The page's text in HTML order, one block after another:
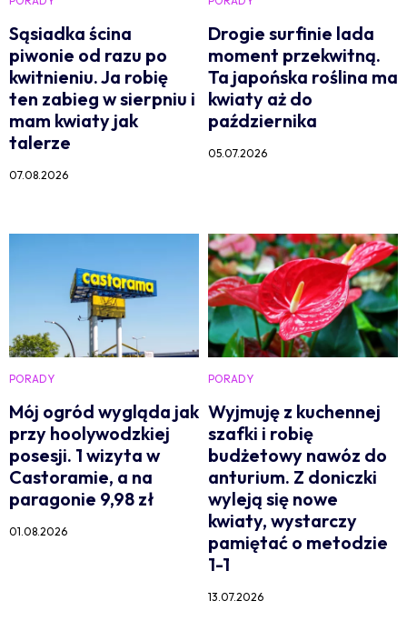
Sąsiadka ścina
piwonie od razu po
kwitnieniu. Ja robię
ten zabieg w sierpniu i
mam kwiaty jak
talerze
07.08.2026
Drogie surfinie lada
moment przekwitną.
Ta japońska roślina ma
kwiaty aż do
października
05.07.2026
PORADY
Mój ogród wygląda jak
przy hoolywodzkiej
posesji. 1 wizyta w
Castoramie, a na
paragonie 9,98 zł
01.08.2026
PORADY
Wyjmuję z kuchennej
szafki i robię
budżetowy nawóz do
anturium. Z doniczki
wyleją się nowe
kwiaty, wystarczy
pamiętać o metodzie
1-1
13.07.2026